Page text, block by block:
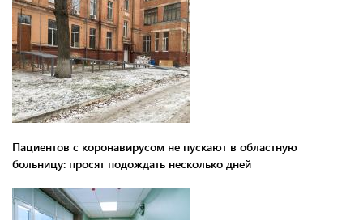
Пациентов с коронавирусом не пускают в областную
больницу: просят подождать несколько дней